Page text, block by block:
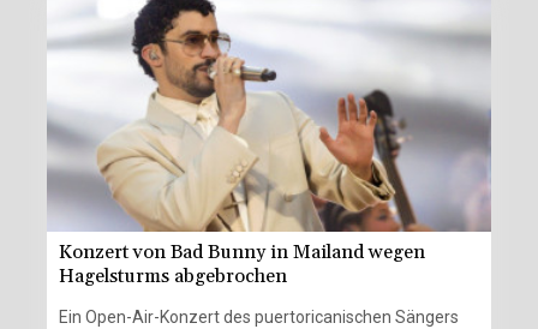
wüteten in Spanien mehrere Feuer nahe der
Hauptstadt Madrid und ein großes in der Provinz
Guadalajara. Ministerpräsident Pedro Sánchez rief für
zwei Regionen den "Notstand nationaler Tragweite"
aus. Die EU schickte beiden Ländern Hilfe.
Konzert von Bad Bunny in Mailand wegen
Hagelsturms abgebrochen
Ein Open-Air-Konzert des puertoricanischen Sängers